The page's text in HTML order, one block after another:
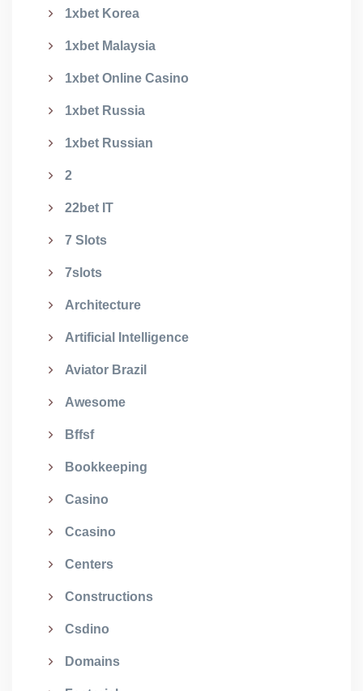
1xbet Korea
1xbet Malaysia
1xbet Online Casino
1xbet Russia
1xbet Russian
2
22bet IT
7 Slots
7slots
Architecture
Artificial Intelligence
Aviator Brazil
Awesome
Bffsf
Bookkeeping
Casino
Ccasino
Centers
Constructions
Csdino
Domains